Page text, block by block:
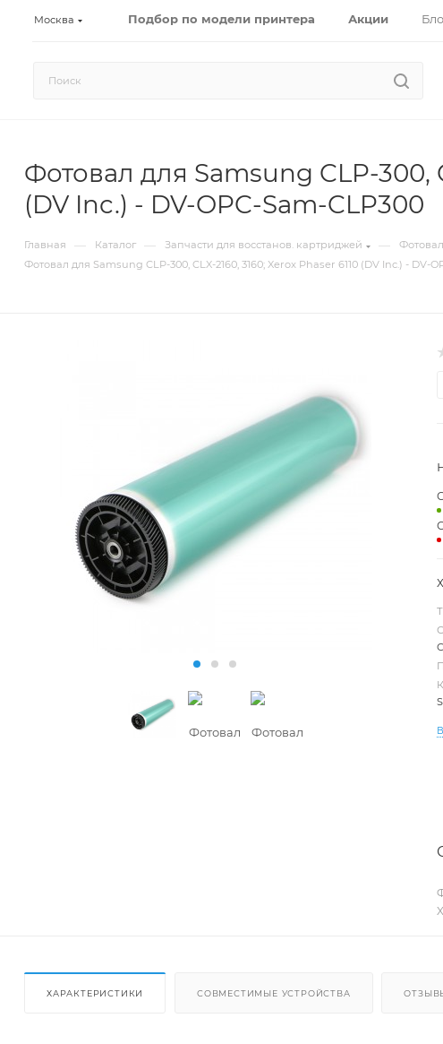
Москва Подбор по модели принтера Акции
Фотовал для Samsung CLP-300,
(DV Inc.) - DV-OPC-Sam-CLP300
Главная — Каталог — Запчасти для восстанов. картриджей — Фотовал
Фотовал для Samsung CLP-300, CLX-2160, 3160; Xerox Phaser 6110 (DV Inc.) - DV-
ХАРАКТЕРИСТИКИ СОВМЕСТИМЫЕ УСТРОЙСТВА